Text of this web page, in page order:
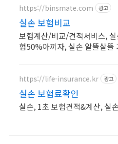
https://binsmate.com 광고
실손 보험비교
보험계산/비교/견적서비스, 실
험50%아끼자, 실손 알뜰살뜰
https://life-insurance.kr 광고
실손 보험료확인
실손, 1초 보험견적&계산, 실